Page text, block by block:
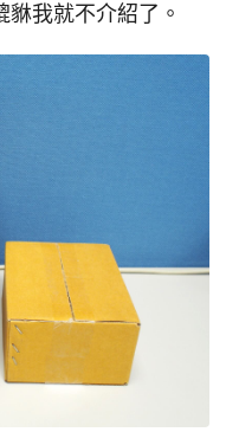
我就不介紹了。